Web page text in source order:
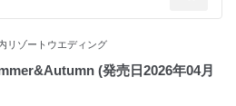
リゾートウエディング
(発売日2026年04月